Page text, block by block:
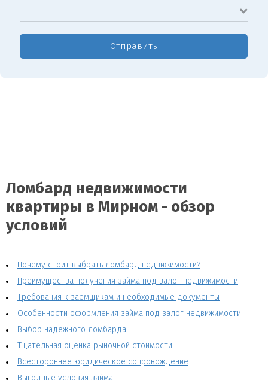
Отправить
Ломбард недвижимости
квартиры в Мирном - обзор
условий
Почему стоит выбрать ломбард недвижимости?
Преимущества получения займа под залог недвижимости
Требования к заемщикам и необходимые документы
Особенности оформления займа под залог недвижимости
Выбор надежного ломбарда
Тщательная оценка рыночной стоимости
Всестороннее юридическое сопровождение
Выгодные условия займа